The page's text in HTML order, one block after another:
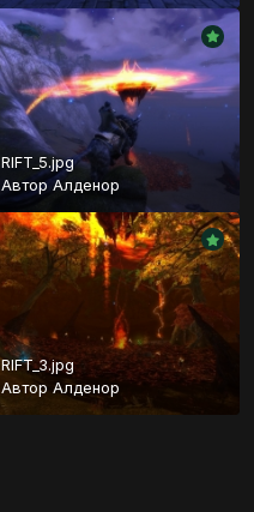
RIFT_5.jpg
АвторАлденор
RIFT_3.jpg
Автор Алденор